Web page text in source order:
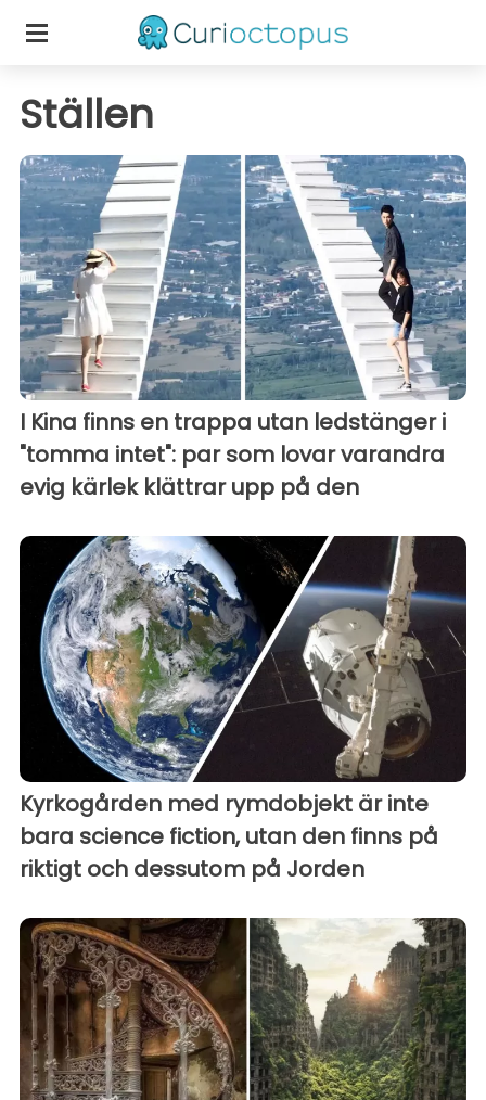
Ställen
I Kina finns en trappa utan ledstänger i
"tomma intet": par som lovar varandra
evig kärlek klättrar upp på den
Kyrkogården med rymdobjekt är inte
bara science fiction, utan den finns på
riktigt och dessutom på Jorden